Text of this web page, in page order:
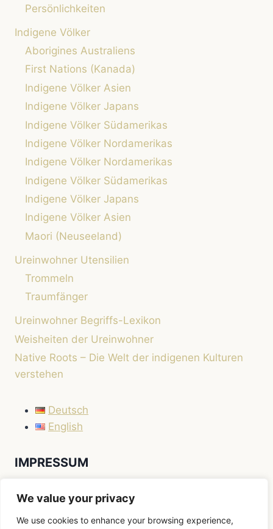
We value your privacy
We use cookies to enhance your browsing experience,
Persönlichkeiten
Indigene Völker
Aborigines Australiens
First Nations (Kanada)
Indigene Völker Asien
Indigene Völker Japans
Indigene Völker Südamerikas
Indigene Völker Nordamerikas
Indigene Völker Nordamerikas
Indigene Völker Südamerikas
Indigene Völker Japans
Indigene Völker Asien
Maori (Neuseeland)
Ureinwohner Utensilien
Trommeln
Traumfänger
Ureinwohner Begriffs-Lexikon
Weisheiten der Ureinwohner
Native Roots – Die Welt der indigenen Kulturen
verstehen
Deutsch
English
IMPRESSUM